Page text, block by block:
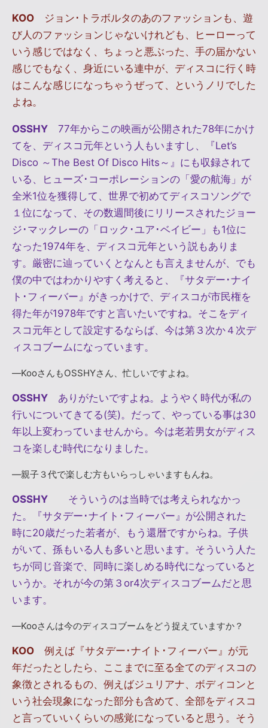
KOO ジョン･トラボルタのあのファッションも、遊
び人のファッションじゃないけれども、ヒーローって
いう感じではなく、ちょっと悪ぶった、手の届かない
感じでもなく、身近にいる連中が、ディスコに行く時
はこんな感じになっちゃうぜって、というノリでした
よね。
OSSHY 77年からこの映画が公開された78年にかけ
てを、ディスコ元年という人もいますし、『Let’s
Disco ～The Best Of Disco Hits～』にも収録されて
いる、ヒューズ･コーポレーションの「愛の航海」が
全米1位を獲得して、世界で初めてディスコソングで
１位になって、その数週間後にリリースされたジョー
ジ･マックレーの「ロック･ユア･ベイビー」も1位に
なった1974年を、ディスコ元年という説もありま
す。厳密に辿っていくとなんとも言えませんが、でも
僕の中ではわかりやすく考えると、『サタデー･ナイ
ト･フィーバー』がきっかけで、ディスコが市民権を
得た年が1978年ですと言いたいですね。そこをディ
スコ元年として設定するならば、今は第３次か４次デ
ィスコブームになっています。
―KooさんもOSSHYさん、忙しいですよね。
OSSHY ありがたいですよね。ようやく時代が私の
行いについてきてる(笑)。だって、やっている事は30
年以上変わっていませんから。今は老若男女がディス
コを楽しむ時代になりました。
―親子３代で楽しむ方もいらっしゃいますもんね。
OSSHY そういうのは当時では考えられなかっ
た。『サタデー･ナイト･フィーバー』が公開された
時に20歳だった若者が、もう還暦ですからね。子供
がいて、孫もいる人も多いと思います。そういう人た
ちが同じ音楽で、同時に楽しめる時代になっていると
いうか。それが今の第３or4次ディスコブームだと思
います。
―Kooさんは今のディスコブームをどう捉えていますか？
KOO 例えば『サタデー･ナイト･フィーバー』が元
年だったとしたら、ここまでに至る全てのディスコの
象徴とされるもの、例えばジュリアナ、ボディコンと
いう社会現象になった部分も含めて、全部をディスコ
と言っていいくらいの感覚になっていると思う。そう